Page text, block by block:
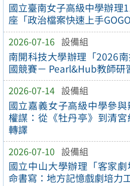
國立臺南女子高級中學辦理
座「政治檔案快速上手
2026-07-16 設備組
南開科技大學辦理「2026
國競賽－ Pearl&Hub教師研
2026-07-14 設備組
國立嘉義女子高級中學參
權謀：從《牡丹亭》到清
轉譯
2026-07-10 設備組
國立中山大學辦理「客家
命書寫：地方記憶戲劇培力